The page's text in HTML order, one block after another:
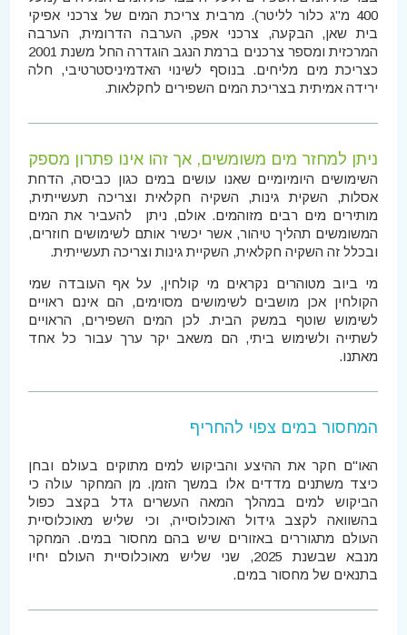
400 מ"ג כלור לליטר). מרבית צריכת המים של צרכני אפיקי
בית שאן, הבקעה, צרכני אפק, הערבה הדרומית, הערבה
המרכזית ומספר צרכנים ברמת הנגב הוגדרה החל משנת 2001
כצריכת מים מליחים. בנוסף לשינוי האדמיניסטרטיבי, חלה
ירידה אמיתית בצריכת המים השפירים לחקלאות.
ניתן למחזר מים משומשים, אך זהו אינו פתרון מספק
השימושים היומיומיים שאנו עושים במים כגון כביסה, הדחת
אסלות, השקית גינות, השקיה חקלאית וצריכה תעשייתית,
מותירים מים רבים מזוהמים. אולם, ניתן להעביר את המים
המשומשים תהליך טיהור, אשר יכשיר אותם לשימושים חוזרים,
ובכלל זה השקיה חקלאית, השקיית גינות וצריכה תעשייתית.
מי ביוב מטוהרים נקראים מי קולחין, על אף העובדה שמי
הקולחין אכן מושבים לשימושים מסוימים, הם אינם ראויים
לשימוש שוטף במשק הבית. לכן המים השפירים, הראויים
לשתייה ולשימוש ביתי, הם משאב יקר ערך עבור כל אחד
מאתנו.
המחסור במים צפוי להחריף
האו"ם חקר את ההיצע והביקוש למים מתוקים בעולם ובחן
כיצד משתנים מדדים אלו במשך הזמן. מן המחקר עולה כי
הביקוש למים במהלך המאה העשרים גדל בקצב כפול
בהשוואה לקצב גידול האוכלוסייה, וכי שליש מאוכלוסיית
העולם מתגוררים באזורים שיש בהם מחסור במים. המחקר
מנבא שבשנת 2025, שני שליש מאוכלוסיית העולם יחיו
בתנאים של מחסור במים.